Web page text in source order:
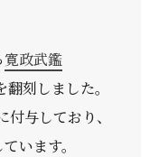
寛政武鑑
刻しました。
与しており、
います。